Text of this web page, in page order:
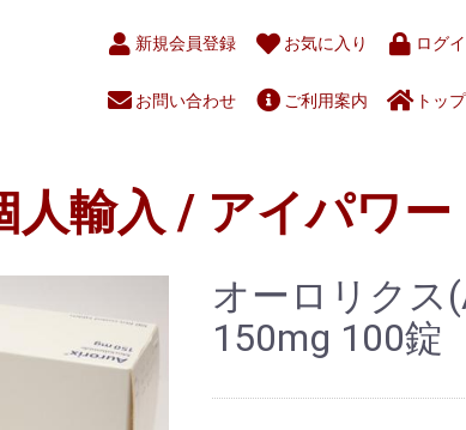
新規会員登録 お気に入り ログ
お問い合わせ ご利用案内 トップ
人輸入 / アイパワー
オーロリクス
150mg 100錠